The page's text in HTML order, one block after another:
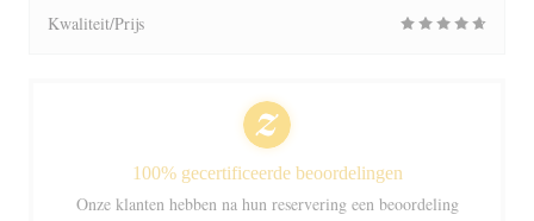
Kwaliteit/Prijs
100% gecertificeerde beoordelingen
Onze klanten hebben na hun reservering een beoordeling